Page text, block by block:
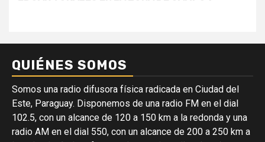
QUIÉNES SOMOS
Somos una radio difusora física radicada en Ciudad del
Este, Paraguay. Disponemos de una radio FM en el dial
102.5, con un alcance de 120 a 150 km a la redonda y una
radio AM en el dial 550, con un alcance de 200 a 250 km a